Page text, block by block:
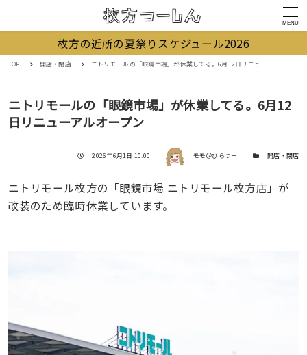
MENU
枚方の近所の夏祭りスケジュール2026
TOP 開店・閉店 ニトリモールの「眼鏡市場」が休業してる。6月12日リニューアルオープン
ニトリモールの「眼鏡市場」が休業してる。6月12
日リニューアルオープン
投稿日
2026年6月1日 10:00 著者 モモ＠ひらつー カテゴリー開店・閉店
ニトリモール枚方の「眼鏡市場 ニトリモール枚方店」が
改装のため臨時休業しています。